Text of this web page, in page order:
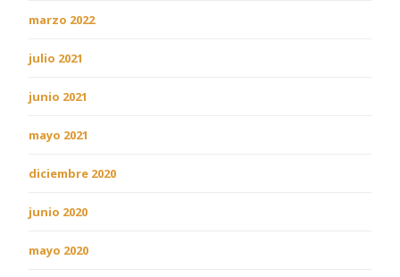
marzo 2022
julio 2021
junio 2021
mayo 2021
diciembre 2020
junio 2020
mayo 2020